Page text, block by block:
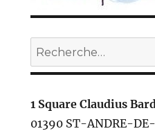
Recherche
pour :
1 Square Claudius
01390 ST-ANDRE-DE-